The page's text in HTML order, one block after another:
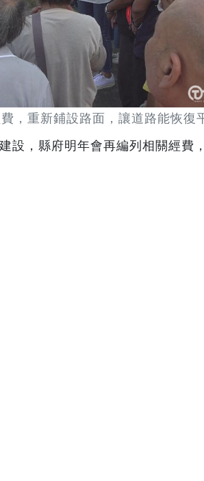
，重新鋪設路面，讓道路能恢復
設，縣府明年會再編列相關經費